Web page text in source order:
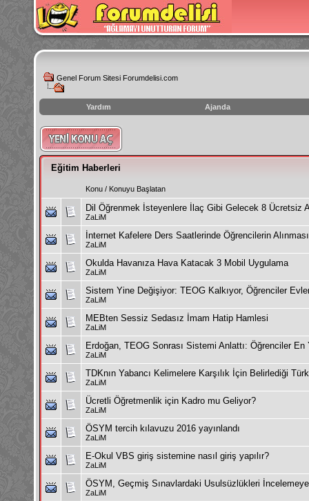
Genel Forum Sitesi Forumdelisi.com
Yardım Ajanda
instagram
izlenme
hilesi
Eğitim Haberleri
Konu / Konuyu Başlatan
Dil Öğrenmek İsteyenlere İlaç Gibi Gelecek 8 Ücretsiz
ZaLiM
İnternet Kafelere Ders Saatlerinde Öğrencilerin
ZaLiM
Okulda Havanıza Hava Katacak 3 Mobil Uygulama
ZaLiM
Sistem Yine Değişiyor: TEOG Kalkıyor, Öğrenciler
ZaLiM
MEBten Sessiz Sedasız İmam Hatip Hamlesi
ZaLiM
Erdoğan, TEOG Sonrası Sistemi Anlattı: Öğrenciler
ZaLiM
TDKnın Yabancı Kelimelere Karşılık İçin Belirlediği
ZaLiM
Ücretli Öğretmenlik için Kadro mu Geliyor?
ZaLiM
ÖSYM tercih kılavuzu 2016 yayınlandı
ZaLiM
E-Okul VBS giriş sistemine nasıl giriş yapılır?
ZaLiM
ÖSYM, Geçmiş Sınavlardaki Usulsüzlükleri İncelemeye
ZaLiM